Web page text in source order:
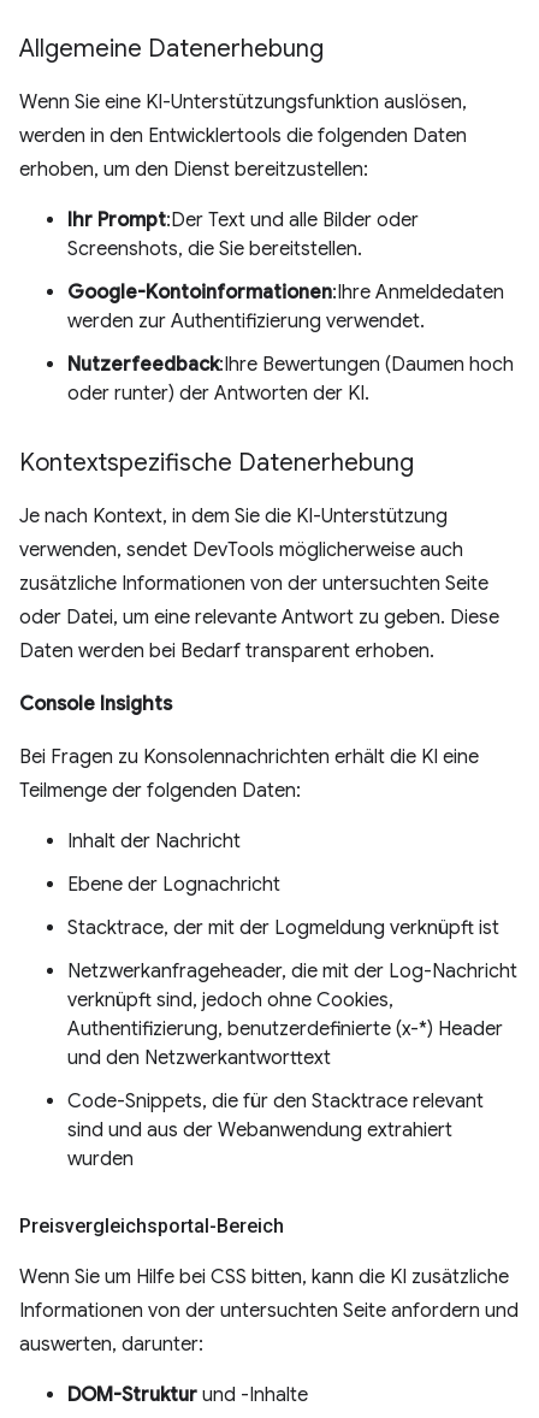
Allgemeine Datenerhebung
Wenn Sie eine KI-Unterstützungsfunktion auslösen,
werden in den Entwicklertools die folgenden Daten
erhoben, um den Dienst bereitzustellen:
Ihr Prompt:Der Text und alle Bilder oder
Screenshots, die Sie bereitstellen.
Google-Kontoinformationen:Ihre Anmeldedaten
werden zur Authentifizierung verwendet.
Nutzerfeedback:Ihre Bewertungen (Daumen hoch
oder runter) der Antworten der KI.
Kontextspezifische Datenerhebung
Je nach Kontext, in dem Sie die KI-Unterstützung
verwenden, sendet DevTools möglicherweise auch
zusätzliche Informationen von der untersuchten Seite
oder Datei, um eine relevante Antwort zu geben. Diese
Daten werden bei Bedarf transparent erhoben.
Console Insights
Bei Fragen zu Konsolennachrichten erhält die KI eine
Teilmenge der folgenden Daten:
Inhalt der Nachricht
Ebene der Lognachricht
Stacktrace, der mit der Logmeldung verknüpft ist
Netzwerkanfrageheader, die mit der Log-Nachricht
verknüpft sind, jedoch ohne Cookies,
Authentifizierung, benutzerdefinierte (x-*) Header
und den Netzwerkantworttext
Code-Snippets, die für den Stacktrace relevant
sind und aus der Webanwendung extrahiert
wurden
Preisvergleichsportal-Bereich
Wenn Sie um Hilfe bei CSS bitten, kann die KI zusätzliche
Informationen von der untersuchten Seite anfordern und
auswerten, darunter:
DOM-Struktur und -Inhalte